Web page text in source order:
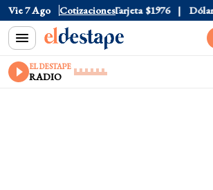
Vie 7 Ago Cotizaciones
$1520 Dólar Tarjeta $1976 Dólar
EL DESTAPE
RADIO